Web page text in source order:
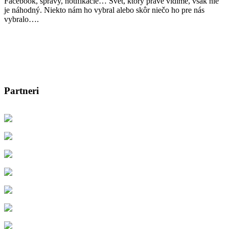
je náhodný. Niekto nám ho vybral alebo skôr niečo ho pre nás
vybralo….
Partneri